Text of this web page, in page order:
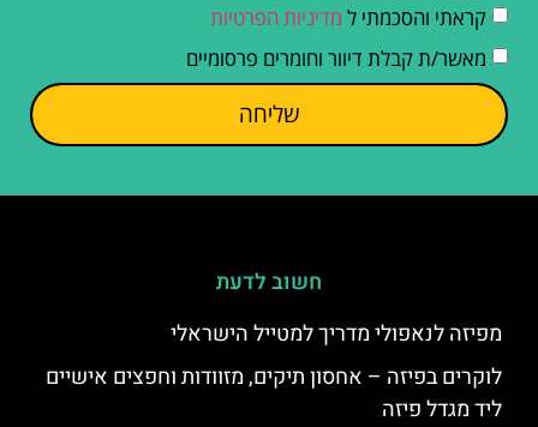
קראתי והסכמתי ל מדיניות הפרטיות
מאשר/ת קבלת דיוור וחומרים פרסומיים
שליחה
חשוב לדעת
מפיזה לנאפולי מדריך למטייל הישראלי
לוקרים בפיזה – אחסון תיקים, מזוודות וחפצים אישיים
ליד מגדל פיזה